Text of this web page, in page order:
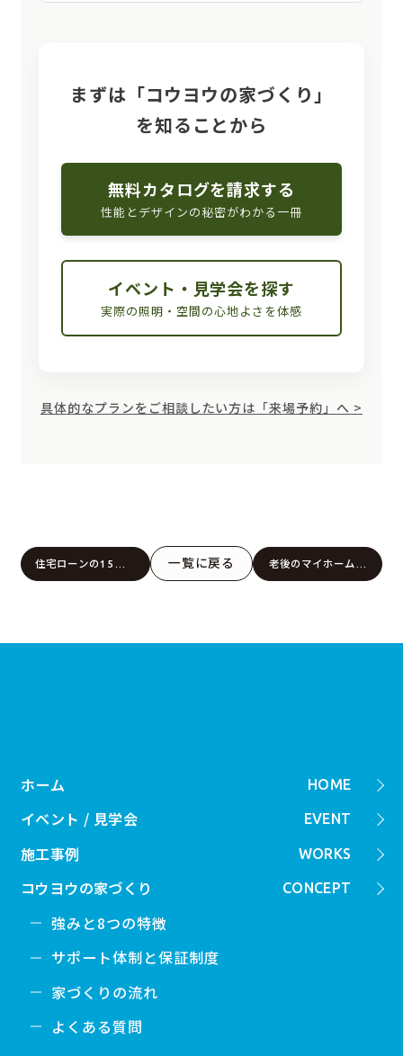
まずは「コウヨウの家づくり」
を知ることから
無料カタログを請求する
性能とデザインの秘密がわかる一冊
イベント・見学会を探す
実際の照明・空間の心地よさを体感
具体的なプランをご相談したい方は「来場予約」へ >
住宅ローンの15のポ
イント解説【＃４】
一覧に戻る
老後のマイホーム計
画で失敗しない建て
HOME
ホーム
EVENT
イベント / 見学会
WORKS
施工事例
CONCEPT
コウヨウの家づくり
強みと8つの特徴
サポート体制と保証制度
家づくりの流れ
よくある質問